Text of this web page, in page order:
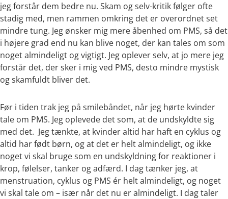
jeg forstår dem bedre nu. Skam og selv-kritik følger ofte
stadig med, men rammen omkring det er overordnet set
mindre tung. Jeg ønsker mig mere åbenhed om PMS, så det
i højere grad end nu kan blive noget, der kan tales om som
noget almindeligt og vigtigt. Jeg oplever selv, at jo mere jeg
forstår det, der sker i mig ved PMS, desto mindre mystisk
og skamfuldt bliver det.
Før i tiden trak jeg på smilebåndet, når jeg hørte kvinder
tale om PMS. Jeg oplevede det som, at de undskyldte sig
med det. Jeg tænkte, at kvinder altid har haft en cyklus og
altid har født børn, og at det er helt almindeligt, og ikke
noget vi skal bruge som en undskyldning for reaktioner i
krop, følelser, tanker og adfærd. I dag tænker jeg, at
menstruation, cyklus og PMS ér helt almindeligt, og noget
vi skal tale om – især når det nu er almindeligt. I dag taler